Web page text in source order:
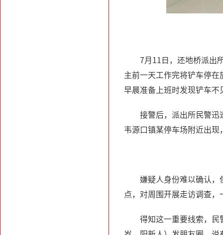
7月11日，还地桥派出
主前一天工作完将铲车停
早晨准备上班时发现铲车不
接警后，派出所民警迅
韦源口镇某停车场附近出
嫌疑人身份难以确认，
点，对周围开展走访调查
得知这一重要线索，民